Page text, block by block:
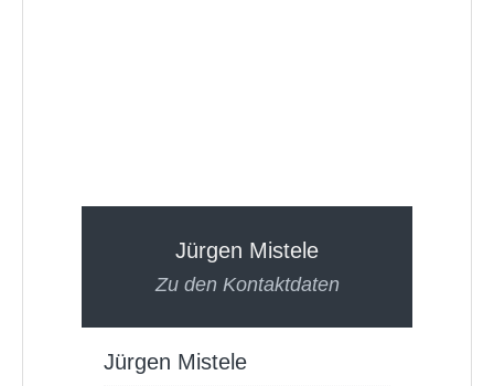
Jürgen Mistele
Zu den Kontaktdaten
Jürgen Mistele